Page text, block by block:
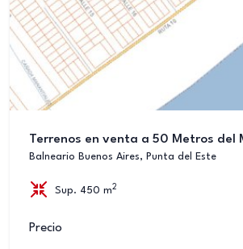
Terrenos en venta a 50 Metros del
Balneario Buenos Aires, Punta del Este
Sup. 450 m 2
Precio